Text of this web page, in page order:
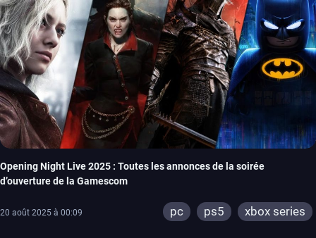
Opening Night Live 2025 : Toutes les annonces de la soirée
d’ouverture de la Gamescom
20 août 2025 à 00:09 pc ps5 xbox series